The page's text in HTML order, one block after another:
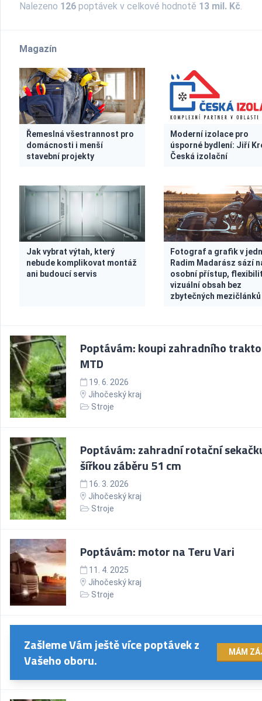
Nalezeno 126 poptávek v celkové hodnotě 13 mil. Kč.
Magazín
Řemeslná všestrannost pro
domácnosti i menší
stavební projekty
Moderní izolace pro
úsporné bydlení: Jiří
Česká izolační
Jak vybrat výtah, který
nebude komplikovat montáž
ani budoucí servis
Fotograf a grafik v
Radim Madarász sází
osobní přístup,
vizuální obsah bez
zbytečných mezičlánků
Poptávám: koupi zahradního
MTD
19. 6. 2026
Jihočeský kraj
Stroje
Poptávám: zahradní rotační
šířkou záběru 51 cm
16. 3. 2026
Jihočeský kraj
Stroje
Poptávám: motor na Teru Vari
11. 4. 2025
Jihočeský kraj
Stroje
Zašleme Vám ještě více poptávek z
Vašeho oboru.
MÁM